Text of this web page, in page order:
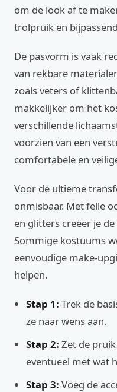
om de look af te
trolpruik en
De pasvorm is vaak
van rekbare
zoals veters of
makkelijker om het
verschillende
voorzien van een
comfortabele en
Voor de ultieme
onmisbaar. Met felle
en glitters creëer je
Sommige kostuums
eenvoudige make-
helpen.
Stap 1: Trek de
ze naar wens aan.
Stap 2: Zet de
eventueel met wat
Stap 3: Voeg de